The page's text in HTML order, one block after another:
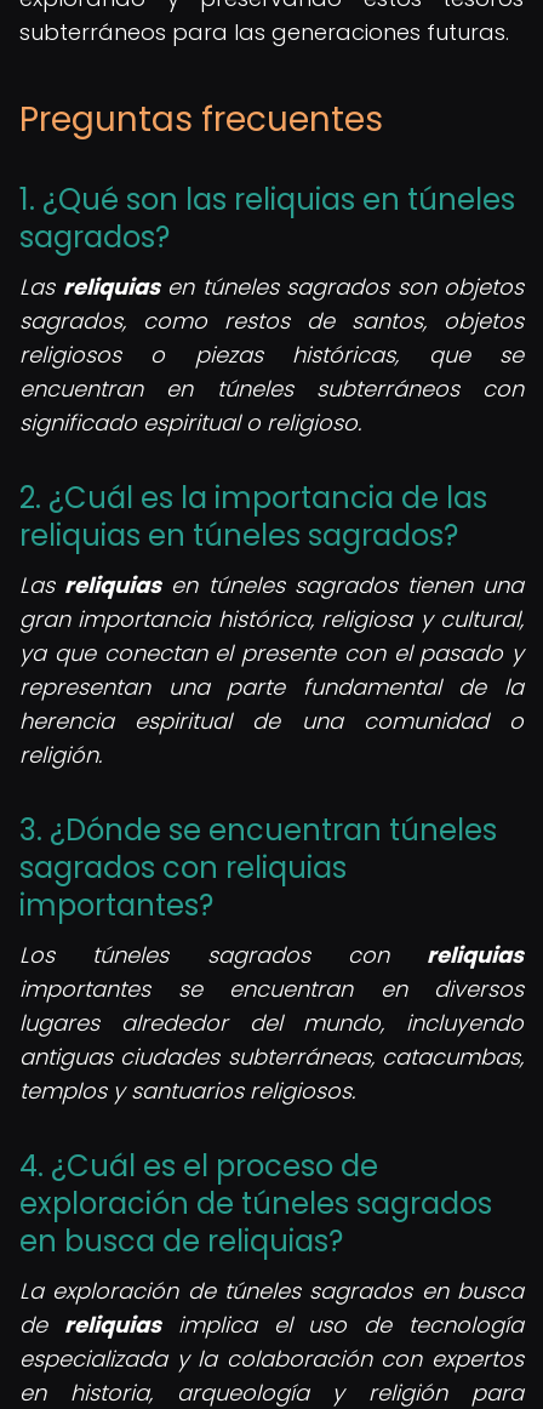
subterráneos para las generaciones futuras.
Preguntas frecuentes
1. ¿Qué son las reliquias en túneles
sagrados?
Las reliquiasen túneles sagrados son objetos
sagrados, como restos de santos, objetos
religiosos o piezas históricas, que se
encuentran en túneles subterráneos con
significado espiritual o religioso.
2. ¿Cuál es la importancia de las
reliquias en túneles sagrados?
Las reliquiasen túneles sagrados tienen una
gran importancia histórica, religiosa y cultural,
ya que conectan el presente con el pasado y
representan una parte fundamental de la
herencia espiritual de una comunidad o
religión.
3. ¿Dónde se encuentran túneles
sagrados con reliquias
importantes?
Los túneles sagrados con reliquias
importantes se encuentran en diversos
lugares alrededor del mundo, incluyendo
antiguas ciudades subterráneas, catacumbas,
templos y santuarios religiosos.
4. ¿Cuál es el proceso de
exploración de túneles sagrados
en busca de reliquias?
La exploración de túneles sagrados en busca
de reliquiasimplica el uso de tecnología
especializada y la colaboración con expertos
en historia, arqueología y religión para